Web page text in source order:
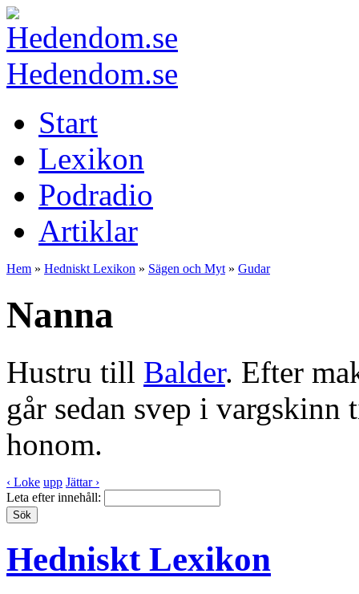
Hedendom.se
Start
Lexikon
Podradio
Artiklar
Hem » Hedniskt Lexikon » Sägen och Myt » Gudar
Nanna
Hustru till Balder. Efter
går sedan svep i
honom.
‹ Loke upp Jättar ›
Leta efter innehåll:
Hedniskt Lexikon